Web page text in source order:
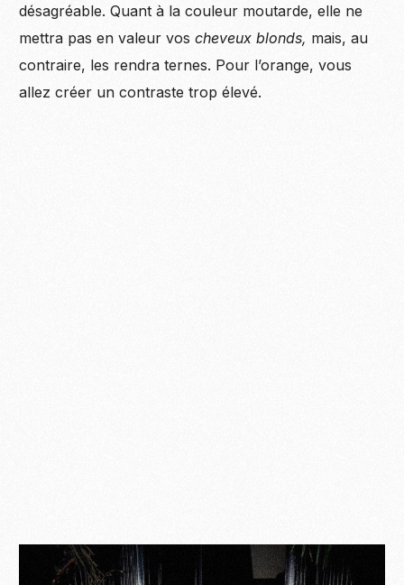
désagréable. Quant à la couleur moutarde, elle ne
mettra pas en valeur voscheveux blonds, mais, au
contraire, les rendra ternes. Pour l’orange, vous
allez créer un contraste trop élevé.